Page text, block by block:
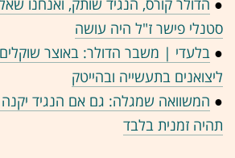
● הדולר קורס, הנגיד שותק, ואנחנו
סטנלי פישר ז"ל היה עושה
● בלעדי | משבר הדולר: באוצר
ליצואנים בתעשייה ובהייטק
● המשוואה שמגלה: גם אם הנגיד
תהיה זמנית בלבד